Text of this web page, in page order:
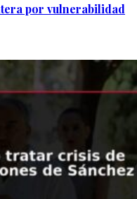
por vulnerabilidad